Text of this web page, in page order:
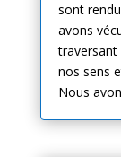
sont
avons
traversant
nos sens
Nous